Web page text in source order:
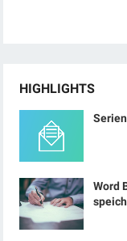
HIGHLIGHTS
Word